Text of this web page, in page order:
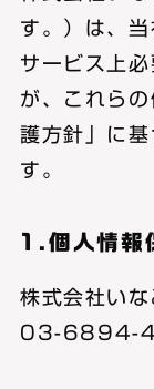
す。）は、
サービス上
が、これら
護方針」に
す。
1.個人情報
株式会社い
03-6894-